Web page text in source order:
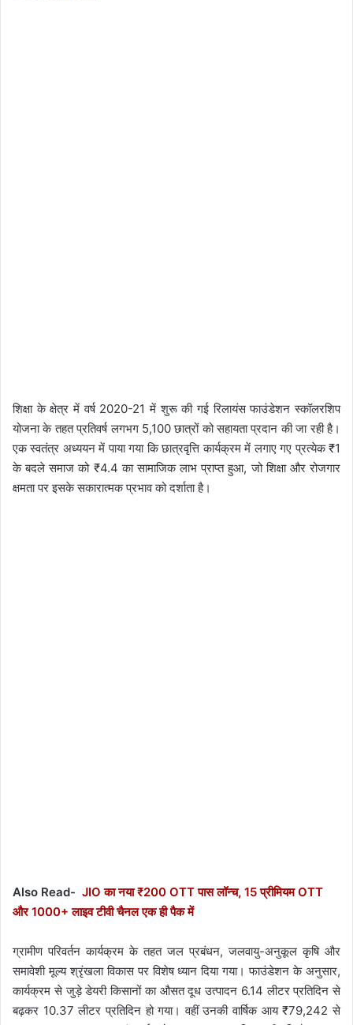
शिक्षा के क्षेत्र में वर्ष 2020-21 में शुरू की गई रिलायंस फाउंडेशन स्कॉलरशिप
योजना के तहत प्रतिवर्ष लगभग 5,100 छात्रों को सहायता प्रदान की जा रही है।
एक स्वतंत्र अध्ययन में पाया गया कि छात्रवृत्ति कार्यक्रम में लगाए गए प्रत्येक ₹1
के बदले समाज को ₹4.4 का सामाजिक लाभ प्राप्त हुआ, जो शिक्षा और रोजगार
क्षमता पर इसके सकारात्मक प्रभाव को दर्शाता है।
Also Read- JIO का नया ₹200 OTT पास लॉन्च, 15 प्रीमियम OTT
और 1000+ लाइव टीवी चैनल एक ही पैक में
ग्रामीण परिवर्तन कार्यक्रम के तहत जल प्रबंधन, जलवायु-अनुकूल कृषि और
समावेशी मूल्य श्रृंखला विकास पर विशेष ध्यान दिया गया। फाउंडेशन के अनुसार,
कार्यक्रम से जुड़े डेयरी किसानों का औसत दूध उत्पादन 6.14 लीटर प्रतिदिन से
बढ़कर 10.37 लीटर प्रतिदिन हो गया। वहीं उनकी वार्षिक आय ₹79,242 से